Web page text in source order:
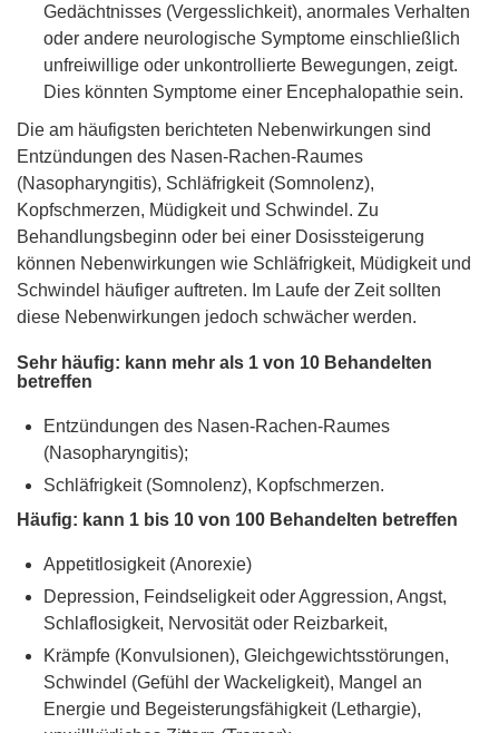
Gedächtnisses (Vergesslichkeit), anormales Verhalten
oder andere neurologische Symptome einschließlich
unfreiwillige oder unkontrollierte Bewegungen, zeigt.
Dies könnten Symptome einer Encephalopathie sein.
Die am häufigsten berichteten Nebenwirkungen sind
Entzündungen des Nasen-Rachen-Raumes
(Nasopharyngitis), Schläfrigkeit (Somnolenz),
Kopfschmerzen, Müdigkeit und Schwindel. Zu
Behandlungsbeginn oder bei einer Dosissteigerung
können Nebenwirkungen wie Schläfrigkeit, Müdigkeit und
Schwindel häufiger auftreten. Im Laufe der Zeit sollten
diese Nebenwirkungen jedoch schwächer werden.
Sehr häufig: kann mehr als 1 von 10 Behandelten
betreffen
Entzündungen des Nasen-Rachen-Raumes
(Nasopharyngitis);
Schläfrigkeit (Somnolenz), Kopfschmerzen.
Häufig: kann 1 bis 10 von 100 Behandelten betreffen
Appetitlosigkeit (Anorexie)
Depression, Feindseligkeit oder Aggression, Angst,
Schlaflosigkeit, Nervosität oder Reizbarkeit,
Krämpfe (Konvulsionen), Gleichgewichtsstörungen,
Schwindel (Gefühl der Wackeligkeit), Mangel an
Energie und Begeisterungsfähigkeit (Lethargie),